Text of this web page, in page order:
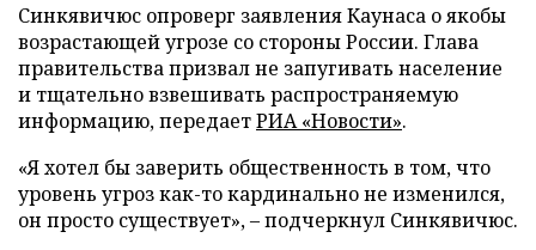
Синкявичюс опроверг заявления Каунаса о якобы
возрастающей угрозе со стороны России. Глава
правительства призвал не запугивать население
и тщательно взвешивать распространяемую
информацию, передаетРИА «Новости».
«Я хотел бы заверить общественность в том, что
уровень угроз как-то кардинально не изменился,
он просто существует», – подчеркнул Синкявичюс.